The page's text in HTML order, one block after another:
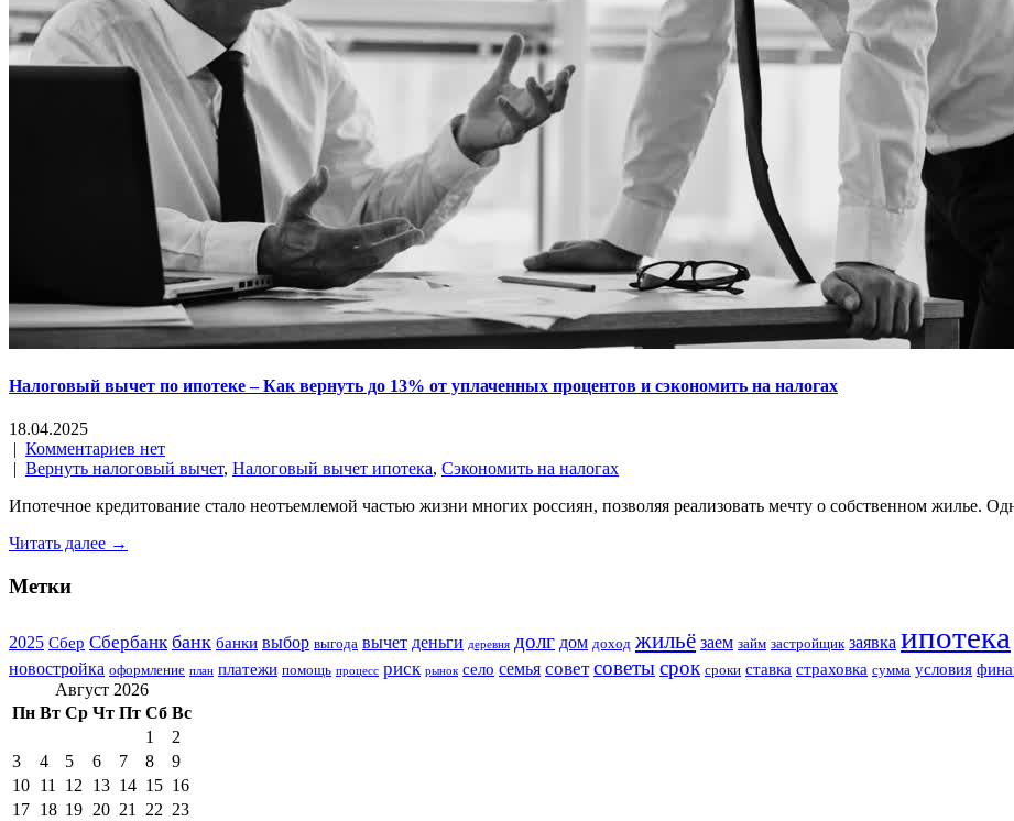
Налоговый вычет по ипотеке – Как вернуть до 13% от уплаченных процентов и сэкономить на налогах
18.04.2025
| Комментариев нет
| Вернуть налоговый вычет, Налоговый вычет ипотека, Сэкономить на налогах
Ипотечное кредитование стало неотъемлемой частью жизни многих россиян, позволяя реализовать мечту о собственном жилье.
Читать далее →
Метки
2025 Сбер Сбербанк банк банки выбор выгода вычет деньги деревня долг дом доход жильё заем займ застройщик заявка ипотека
новостройка оформление план платежи помощь процесс риск рынок село семья совет советысрок сроки ставка страховка сумма условия
Август 2026
Пн Вт Ср Чт Пт Сб Вс
1
2
3
4 5 6 7 8
9
10 11 12 13 14 15 16
17 18 19 20 21 22 23